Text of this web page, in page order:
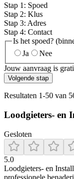
Stap 1 : Spoed
Stap 2: Klus
Stap 3: Adres
Stap 4: Contact
Is het spoed?
Ja
Nee
Jouw aanvraag is
Volgende stap
Resultaten 1-50 van
Loodgieters- en
Gesloten
5.0
Loodgieters‑ en
professionele